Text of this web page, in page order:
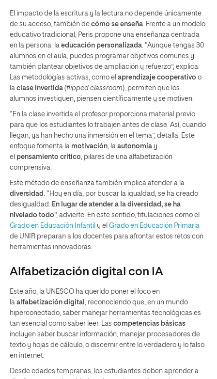
El impacto de la escritura y la lectura no depende únicamente
de su acceso, también de cómo se enseña . Frente a un modelo
educativo tradicional, Peris propone una enseñanza centrada
en la persona: la educación personalizada . “Aunque tengas 30
alumnos en el aula, puedes programar objetivos comunes y
también plantear objetivos de ampliación y refuerzo”, explica.
Las metodologías activas, como el aprendizaje cooperativo o
la clase invertida (flipped classroom), permiten que los
alumnos investiguen, piensen científicamente y se motiven.
“En la clase invertida el profesor proporciona material previo
para que los estudiantes lo trabajen antes de clase. Así, cuando
llegan, ya han hecho una inmersión en el tema”, detalla. Este
enfoque fomenta la motivación , la autonomía y
el pensamiento crítico , pilares de una alfabetización
comprensiva.
Este método de enseñanza también implica atender a la
diversidad . “Hoy en día, por buscar la igualdad, se ha creado
desigualdad.
En lugar de atender a la diversidad, se ha
nivelado todo”, advierte. En este sentido, titulaciones como el
Grado en Educación Infantil y el Grado en Educación Primaria
de UNIR preparan a los docentes para afrontar estos retos con
herramientas innovadoras.
Alfabetización digital con IA
Este año, la UNESCO ha querido poner el foco en
la alfabetización digital
, reconociendo que, en un mundo
hiperconectado, saber manejar herramientas tecnológicas es
tan esencial como saber leer. Las competencias básicas
incluyen saber buscar información, manejar procesadores de
texto y hojas de cálculo, o discernir entre lo verdadero y lo falso
en internet.
Desde edades tempranas, los estudiantes deben aprender a